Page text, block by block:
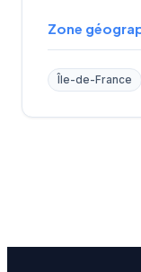
Zone
Île-de-France